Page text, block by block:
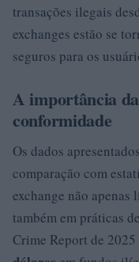
transações ilegais
exchanges estão se
seguros para os
A importância
conformidade
Os dados
comparação com
exchange não apenas
também em práticas de
Crime Report de